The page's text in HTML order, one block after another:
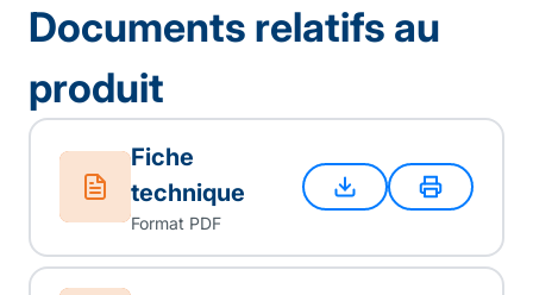
Documents relatifs au
produit
Fiche
technique
Format PDF